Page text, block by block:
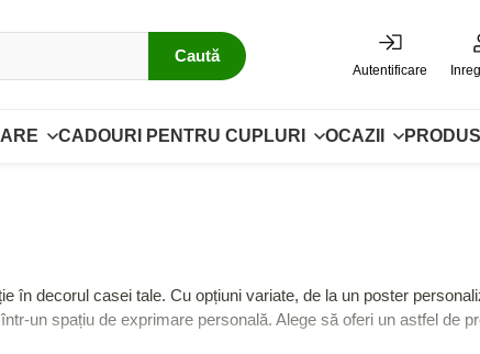
Caută
Autentificare
CADOURI PENTRU CUPLURI OCAZII
în decorul casei tale. Cu opțiuni variate, de la un poster
un spațiu de exprimare personală. Alege să oferi un astfel de